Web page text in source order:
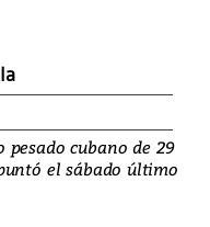
pesado cubano de 29
el sábado último